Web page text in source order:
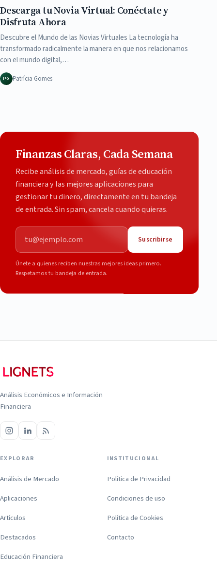
Descarga tu Novia Virtual: Conéctate y
Disfruta Ahora
Descubre el Mundo de las Novias Virtuales La tecnología ha
transformado radicalmente la manera en que nos relacionamos
con el mundo digital,…
PG Patrícia Gomes
Finanzas Claras, Cada Semana
Recibe análisis de mercado, guías de educación
financiera y las mejores aplicaciones para
gestionar tu dinero, directamente en tu bandeja
de entrada. Sin spam, cancela cuando quieras.
Correo electrónico
Suscribirse
Únete a quienes reciben nuestras mejores ideas primero.
Respetamos tu bandeja de entrada.
Análisis Económicos e Información
Financiera
EXPLORAR
Análisis de Mercado
Aplicaciones
Artículos
Destacados
Educación Financiera
INSTITUCIONAL
Política de Privacidad
Condiciones de uso
Política de Cookies
Contacto